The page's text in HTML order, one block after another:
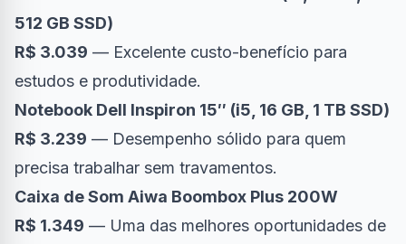
512 GB SSD)
R$ 3.039 — Excelente custo-benefício para
estudos e produtividade.
Notebook Dell Inspiron 15″ (i5, 16 GB, 1 TB SSD)
R$ 3.239 — Desempenho sólido para quem
precisa trabalhar sem travamentos.
Caixa de Som Aiwa Boombox Plus 200W
R$ 1.349 — Uma das melhores oportunidades de